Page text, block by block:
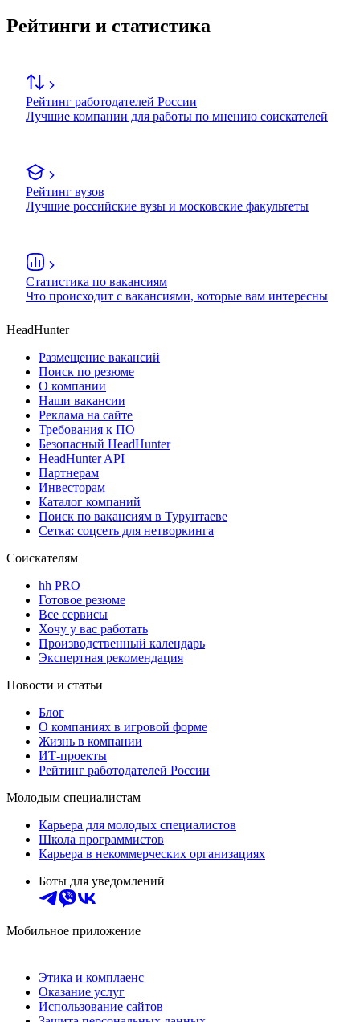
Рейтинги и статистика
Рейтинг работодателей России
Лучшие компании для работы по мнению соискателей
Рейтинг вузов
Лучшие российские вузы и московские факультеты
Статистика по вакансиям
Что происходит с вакансиями, которые вам интересны
HeadHunter
Размещение вакансий
Поиск по резюме
О компании
Наши вакансии
Реклама на сайте
Требования к ПО
Безопасный HeadHunter
HeadHunter API
Партнерам
Инвесторам
Каталог компаний
Поиск по вакансиям в Турунтаеве
Сетка: соцсеть для нетворкинга
Соискателям
hh PRO
Готовое резюме
Все сервисы
Хочу у вас работать
Производственный календарь
Экспертная рекомендация
Новости и статьи
Блог
О компаниях в игровой форме
Жизнь в компании
ИТ-проекты
Рейтинг работодателей России
Молодым специалистам
Карьера для молодых специалистов
Школа программистов
Карьера в некоммерческих организациях
Боты для уведомлений
Мобильное приложение
Этика и комплаенс
Оказание услуг
Использование сайтов